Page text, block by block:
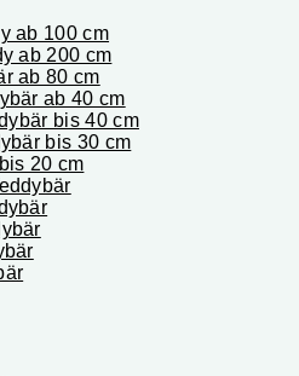
ab 100 cm
ab 200 cm
ab 80 cm
ab 40 cm
bis 40 cm
bis 30 cm
20 cm